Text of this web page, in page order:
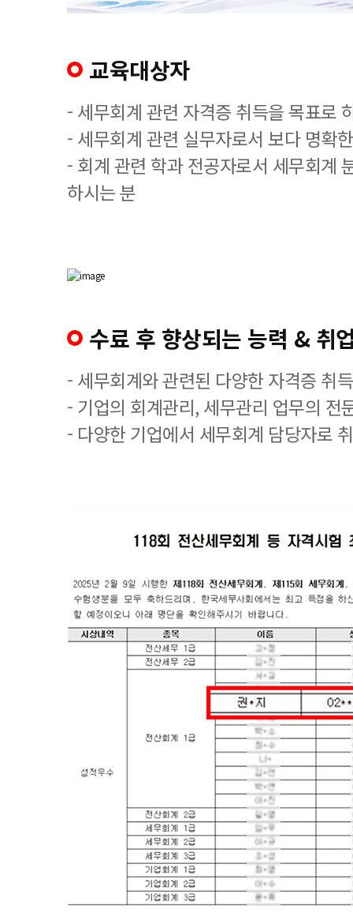
교육대상자
- 세무회계 관련 자격증 취득을 목표로
- 세무회계 관련 실무자로서 보다 명확
- 회계 관련 학과 전공자로서 세무회계
하시는 분
수료 후 향상되는 능력 & 취
- 세무회계와 관련된 다양한 자격증 취
- 기업의 회계관리, 세무관리 업무의 전
- 다양한 기업에서 세무회계 담당자로